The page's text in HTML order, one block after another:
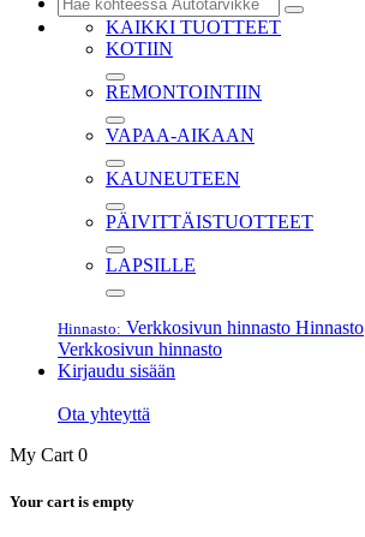
KAIKKI TUOTTEET
KOTIIN
REMONTOINTIIN
VAPAA-AIKAAN
KAUNEUTEEN
PÄIVITTÄISTUOTTEET
LAPSILLE
Hinnasto: Verkkosivun hinnasto Hinnasto
Verkkosivun hinnasto
Kirjaudu sisään
Ota yhteyttä
My Cart 0
Your cart is empty